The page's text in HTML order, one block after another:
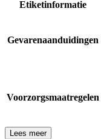
Etiketinformatie
Gevarenaanduidingen
Voorzorgsmaatregelen
Lees meer